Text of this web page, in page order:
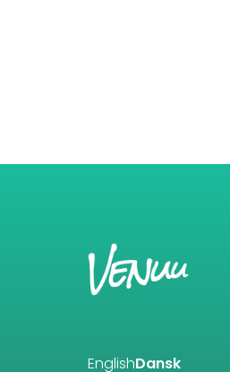
EnglishDansk